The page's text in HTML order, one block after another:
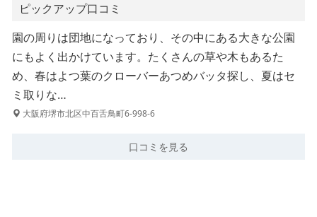
ピックアップ口コミ
園の周りは団地になっており、その中にある大きな公園
にもよく出かけています。たくさんの草や木もあるた
め、春はよつ葉のクローバーあつめバッタ探し、夏はセ
ミ取りな…
大阪府堺市北区中百舌鳥町6-998-6
口コミを見る